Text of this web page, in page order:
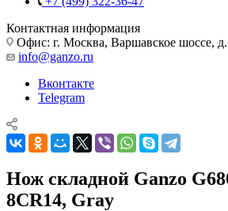
Контактная информация
Офис: г. Москва, Варшавское шоссе,
info@ganzo.ru
Вконтакте
Telegram
Нож складной Ganzo
8CR14, Gray